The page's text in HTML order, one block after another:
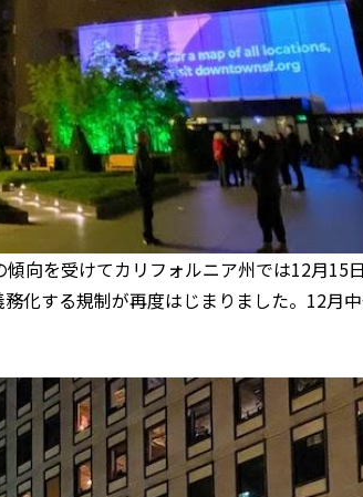
向を受けてカリフォルニア州では12月15
化する規制が再度はじまりました。12月